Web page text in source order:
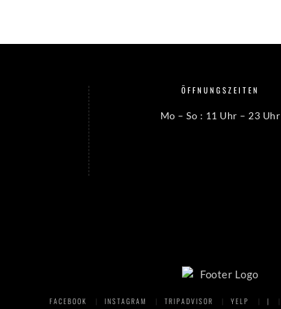
ÖFFNUNGSZEITEN
Mo – So : 11 Uhr – 23 Uhr
FACEBOOK INSTAGRAM TRIPADVISOR YELP |